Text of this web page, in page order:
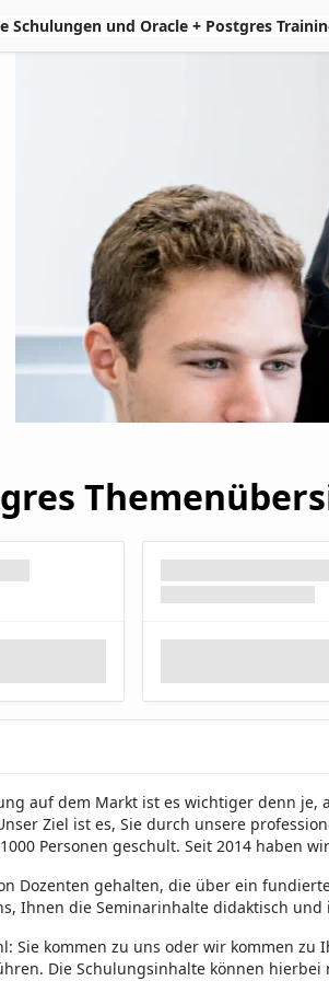
Schulungen und Oracle + Postgres
auf dem Markt ist es wichtiger denn
Ziel ist es, Sie durch unsere
Personen geschult. Seit 2014 haben
Dozenten gehalten, die über ein
Ihnen die Seminarinhalte didaktisch
Sie kommen zu uns oder wir kommen
Die Schulungsinhalte können